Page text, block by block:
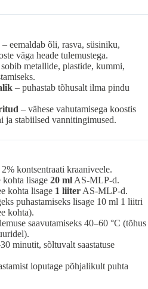
– eemaldab õli, rasva, süsiniku,
väga heade tulemustega.
metallide, plastide, kummi,
– puhastab tõhusalt ilma pindu
– vähese vahutamisega koostis
ja stabiilsed vannitingimused.
2% kontsentraati kraaniveele.
lisage 20 mlAS-MLP-d.
kohta lisage 1 liiterAS-MLP-d.
puhastamiseks lisage 10 ml 1 liitri
kohta).
saavutamiseks 40–60 °C (tõhus
minutit, sõltuvalt saastatuse
loputage põhjalikult puhta